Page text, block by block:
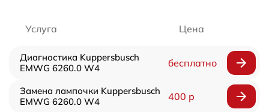
Услуга Цена
Диагностика Kuppersbusch
EMWG 6260.0 W4
бесплатно
Замена лампочки Kuppersbusch
EMWG 6260.0 W4
400 р